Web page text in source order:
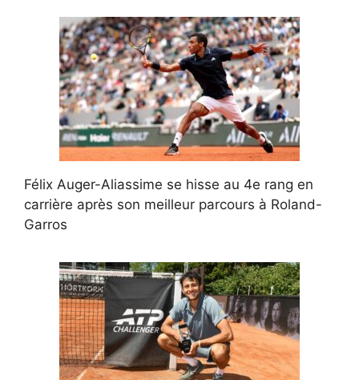
Félix Auger-Aliassime se hisse au 4e rang en
carrière après son meilleur parcours à Roland-
Garros